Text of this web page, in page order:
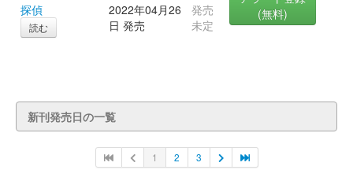
探偵
読む
2022年04月26
日 発売
発売
未定
(無料)
新刊発売日の一覧
1 2 3